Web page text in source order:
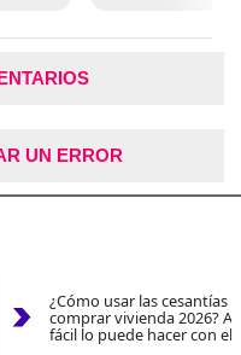
UN ERROR
¿Cómo usar las cesantías
comprar vivienda 2026?
fácil lo puede hacer con el